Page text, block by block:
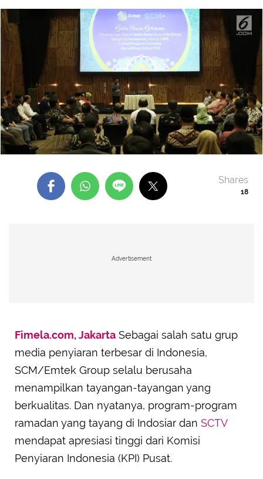
18
Shares
Advertisement
Fimela.com, Jakarta Sebagai salah satu grup
media penyiaran terbesar di Indonesia,
SCM/Emtek Group selalu berusaha
menampilkan tayangan-tayangan yang
berkualitas. Dan nyatanya, program-program
ramadan yang tayang di Indosiar dan SCTV
mendapat apresiasi tinggi dari Komisi
Penyiaran Indonesia (KPI) Pusat.